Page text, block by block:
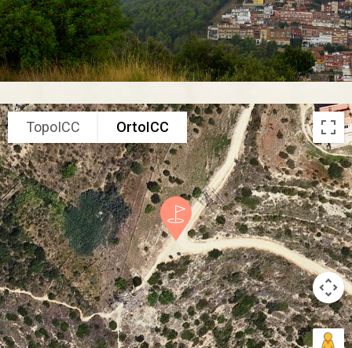
TopoICC OrtoICC